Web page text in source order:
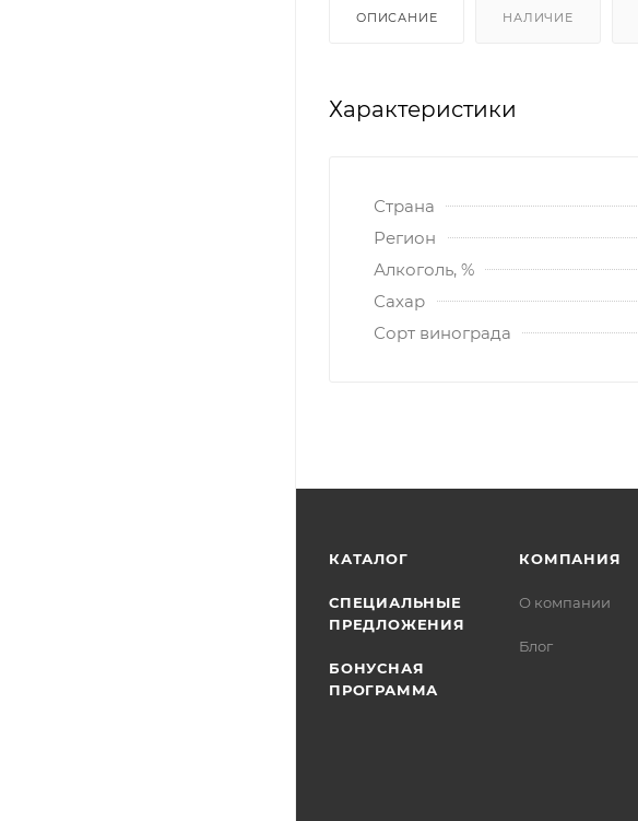
ОПИСАНИЕ НАЛИЧИЕ
Характеристики
Страна
Регион
Алкоголь, %
Сахар
Сорт винограда
КАТАЛОГ
СПЕЦИАЛЬНЫЕ
ПРЕДЛОЖЕНИЯ
БОНУСНАЯ
ПРОГРАММА
КОМПАНИЯ
О компании
Блог